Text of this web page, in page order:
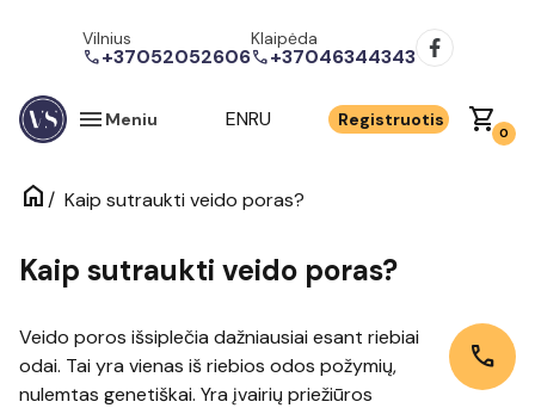
Vilnius
call+37052052606
Klaipėda
call+37046344343
menu Meniu ENRU Registruotis shopping_cart0
home/ Kaip sutraukti veido poras?
Kaip sutraukti veido poras?
Veido poros išsiplečia dažniausiai esant riebiai
odai. Tai yra vienas iš riebios odos požymių,
nulemtas genetiškai. Yra įvairių priežiūros
call